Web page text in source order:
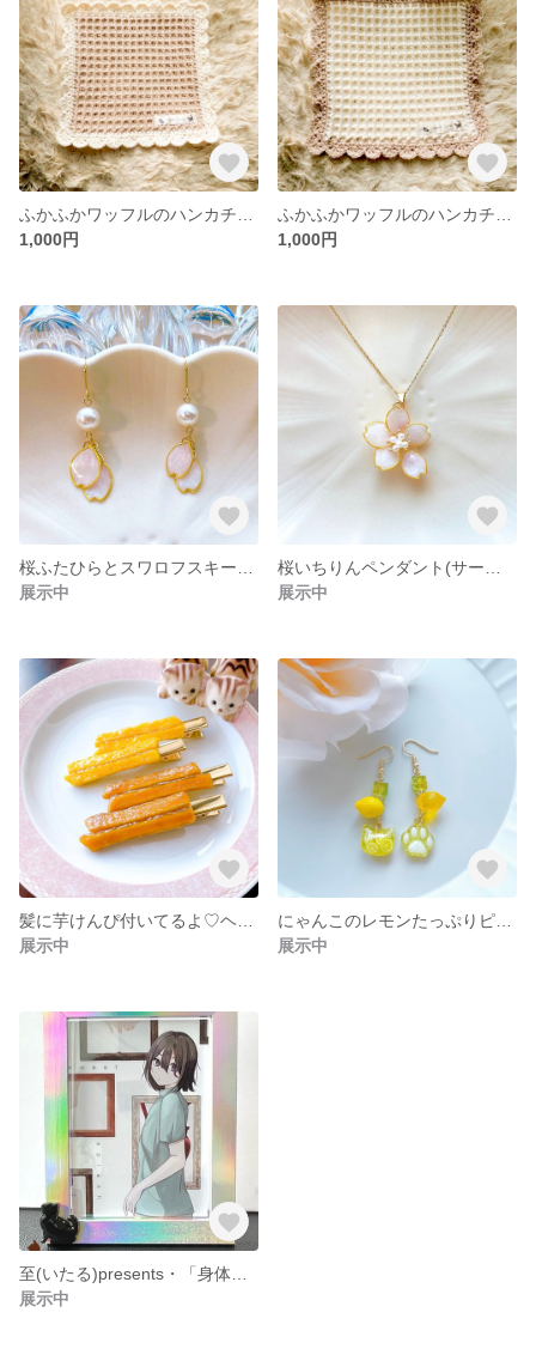
1,000円
1,000円
展示中
展示中
展示中
展示中
展示中